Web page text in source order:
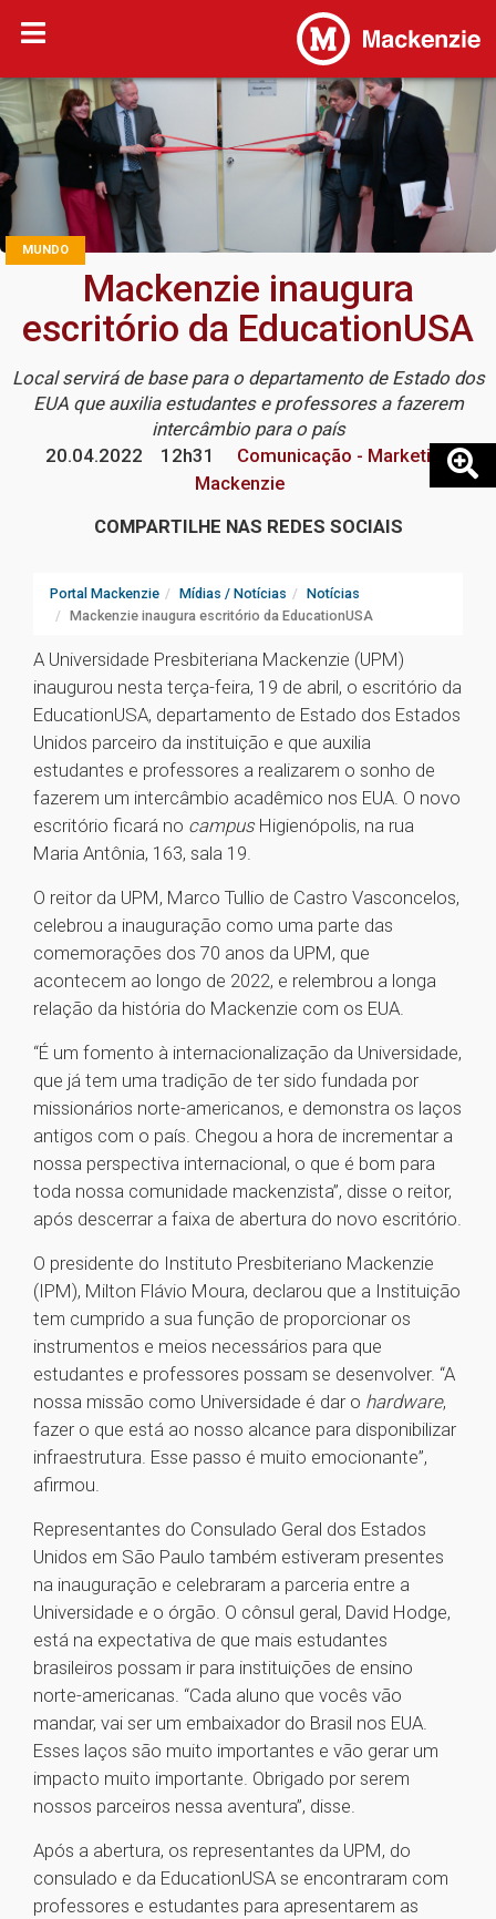
MUNDO
Mackenzie inaugura
escritório da EducationUSA
Local servirá de base para o departamento de Estado dos
EUA que auxilia estudantes e professores a fazerem
intercâmbio para o país
20.04.2022
12h31
Comunicação - Marketing
Mackenzie
COMPARTILHE NAS REDES SOCIAIS
Portal Mackenzie Mídias / Notícias
Notícias
Mackenzie inaugura escritório da EducationUSA
A Universidade Presbiteriana Mackenzie (UPM)
inaugurou nesta terça-feira, 19 de abril, o escritório da
EducationUSA, departamento de Estado dos Estados
Unidos parceiro da instituição e que auxilia
estudantes e professores a realizarem o sonho de
fazerem um intercâmbio acadêmico nos EUA. O novo
escritório ficará no campus Higienópolis, na rua
Maria Antônia, 163, sala 19.
O reitor da UPM, Marco Tullio de Castro Vasconcelos,
celebrou a inauguração como uma parte das
comemorações dos 70 anos da UPM, que
acontecem ao longo de 2022, e relembrou a longa
relação da história do Mackenzie com os EUA.
“É um fomento à internacionalização da Universidade,
que já tem uma tradição de ter sido fundada por
missionários norte-americanos, e demonstra os laços
antigos com o país. Chegou a hora de incrementar a
nossa perspectiva internacional, o que é bom para
toda nossa comunidade mackenzista”, disse o reitor,
após descerrar a faixa de abertura do novo escritório.
O presidente do Instituto Presbiteriano Mackenzie
(IPM), Milton Flávio Moura, declarou que a Instituição
tem cumprido a sua função de proporcionar os
instrumentos e meios necessários para que
estudantes e professores possam se desenvolver. “A
nossa missão como Universidade é dar o hardware,
fazer o que está ao nosso alcance para disponibilizar
infraestrutura. Esse passo é muito emocionante”,
afirmou.
Representantes do Consulado Geral dos Estados
Unidos em São Paulo também estiveram presentes
na inauguração e celebraram a parceria entre a
Universidade e o órgão. O cônsul geral, David Hodge,
está na expectativa de que mais estudantes
brasileiros possam ir para instituições de ensino
norte-americanas. “Cada aluno que vocês vão
mandar, vai ser um embaixador do Brasil nos EUA.
Esses laços são muito importantes e vão gerar um
impacto muito importante. Obrigado por serem
nossos parceiros nessa aventura”, disse.
Após a abertura, os representantes da UPM, do
consulado e da EducationUSA se encontraram com
professores e estudantes para apresentarem as